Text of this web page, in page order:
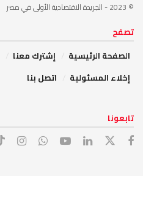
© 2023 - الجريدة الاقتصادية الأولى في مصر
تصفح
الصفحة الرئيسية
إشترك معنا
إخلاء المسئولية
اتصل بنا
تابعونا